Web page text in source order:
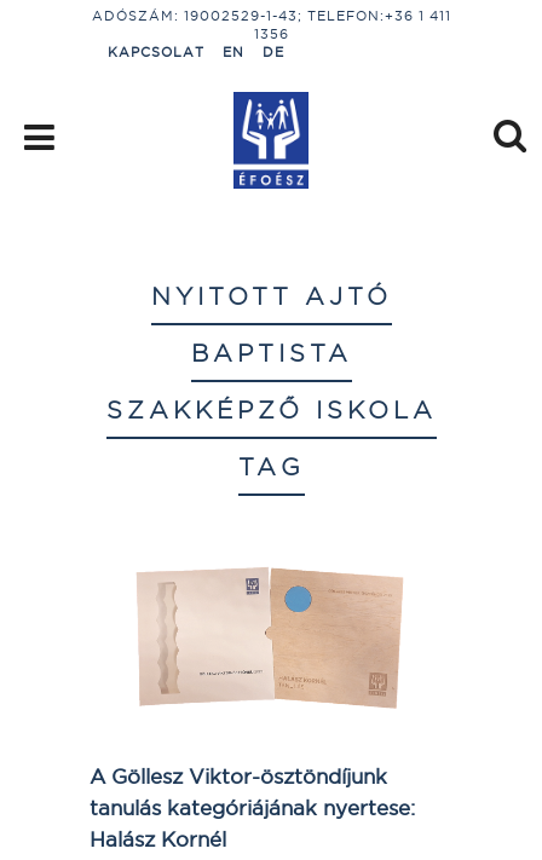
ADÓSZÁM: 19002529-1-43; TELEFON:+36 1 411
1356
KAPCSOLAT
EN DE
NYITOTT AJTÓ
BAPTISTA
SZAKKÉPZŐ ISKOLA
TAG
A Göllesz Viktor-ösztöndíjunk
tanulás kategóriájának nyertese:
Halász Kornél